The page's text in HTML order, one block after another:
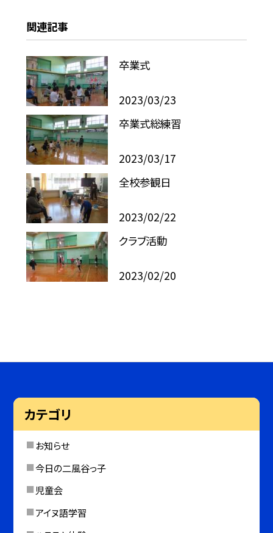
関連記事
卒業式
2023/03/23
卒業式総練習
2023/03/17
全校参観日
2023/02/22
クラブ活動
2023/02/20
カテゴリ
お知らせ
今日の二風谷っ子
児童会
アイヌ語学習